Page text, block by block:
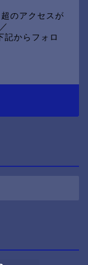
のアクセスが
記からフォロ